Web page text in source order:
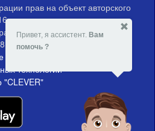
прав на объект авторского
г.
Министерства юстиции
Е от 21.02.2015 г.
оферты
технологий
"CLEVER"
Привет, я ассистент. Вам
помочь ?